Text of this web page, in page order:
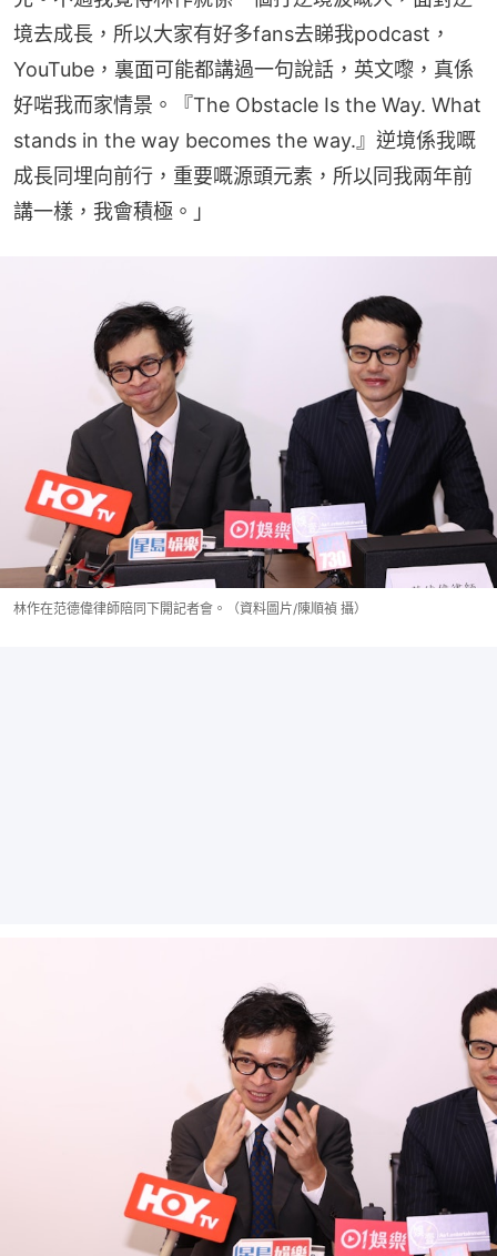
境去成長，所以大家有好多fans去睇我podcast，
YouTube，裏面可能都講過一句說話，英文嚟，真係
好啱我而家情景。『The Obstacle Is the Way. What
stands in the way becomes the way.』逆境係我嘅
成長同埋向前行，重要嘅源頭元素，所以同我兩年前
講一樣，我會積極。」
林作在范德偉律師陪同下開記者會。（資料圖片/陳順禎 攝）